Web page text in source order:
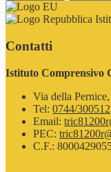
Contatti
Istituto Comprensivo
Via della
Tel: 0744/300512
Email:
PEC:
C.F.: